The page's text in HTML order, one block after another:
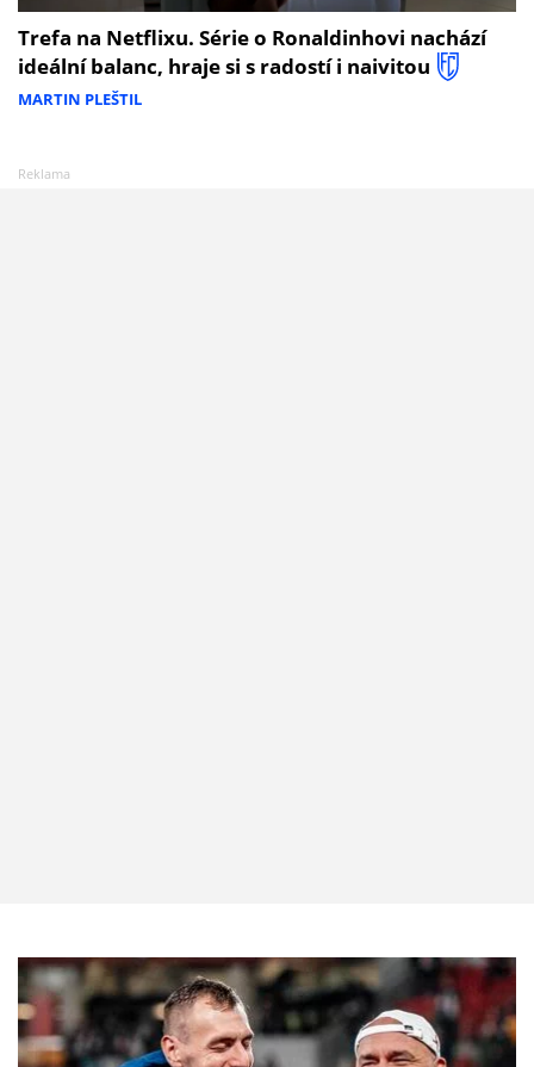
Trefa na Netflixu. Série o Ronaldinhovi nachází
ideální balanc, hraje si s radostí i naivitou
MARTIN PLEŠTIL